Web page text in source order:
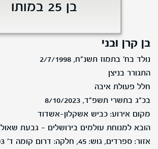
בן 25 במותו
בן קרן ובני
נולד בח' בתמוז תשנ"ח, 2/7/1998
התגורר בניצן
חלל פעולת איבה
בכ"ג בתשרי תשפ"ד, 8/10/2023
מקום אירוע: כביש אשקלון-אשדוד
הובא למנוחת עולמים בירושלים - גבעת שאול
אזור: ספרדים, גוש: 45, חלקה: דרום קומה ד' 03, שורה: 54